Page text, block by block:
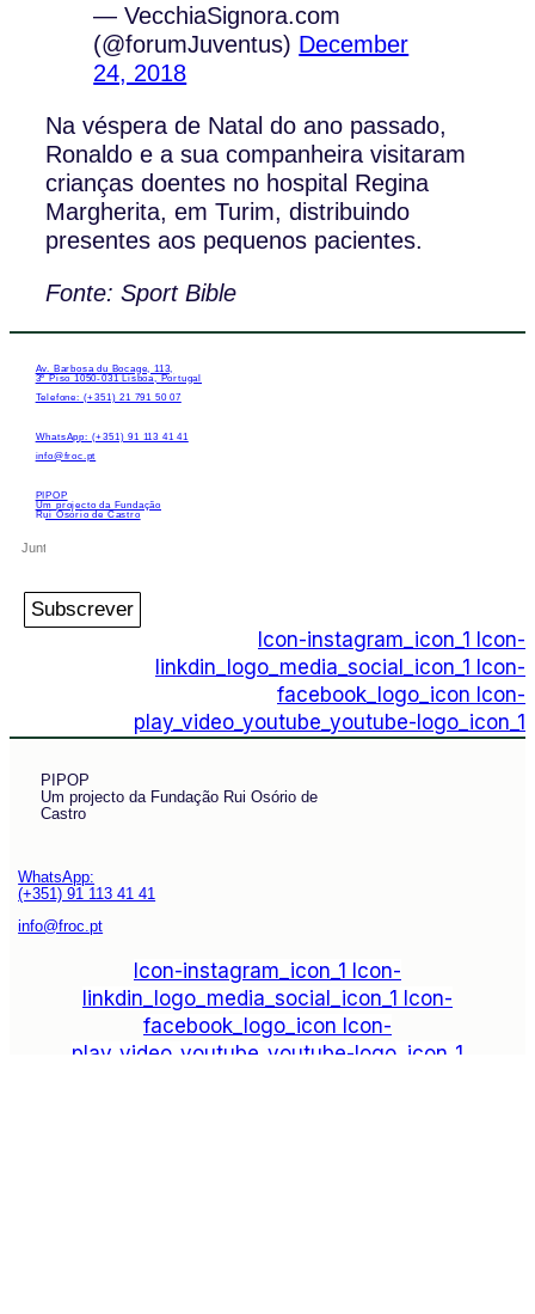
— VecchiaSignora.com
(@forumJuventus) December
24, 2018
Na véspera de Natal do ano passado,
Ronaldo e a sua companheira visitaram
crianças doentes no hospital Regina
Margherita, em Turim, distribuindo
presentes aos pequenos pacientes.
Fonte: Sport Bible
Av. Barbosa du Bocage, 113,
3º Piso 1050-031 Lisboa, Portugal
Telefone: (+351) 21 791 50 07
WhatsApp: (+351) 91 113 41 41
info@froc.pt
PIPOP
Um projecto da Fundação
Rui Osório de Castro
Subscrever
Icon-instagram_icon_1 Icon-
linkdin_logo_media_social_icon_1 Icon-
facebook_logo_icon Icon-
play_video_youtube_youtube-logo_icon_1
PIPOP
Um projecto da Fundação Rui Osório de
Castro
WhatsApp:
(+351) 91 113 41 41
info@froc.pt
Icon-instagram_icon_1 Icon-
linkdin_logo_media_social_icon_1 Icon-
facebook_logo_icon Icon-
play_video_youtube_youtube-logo_icon_1